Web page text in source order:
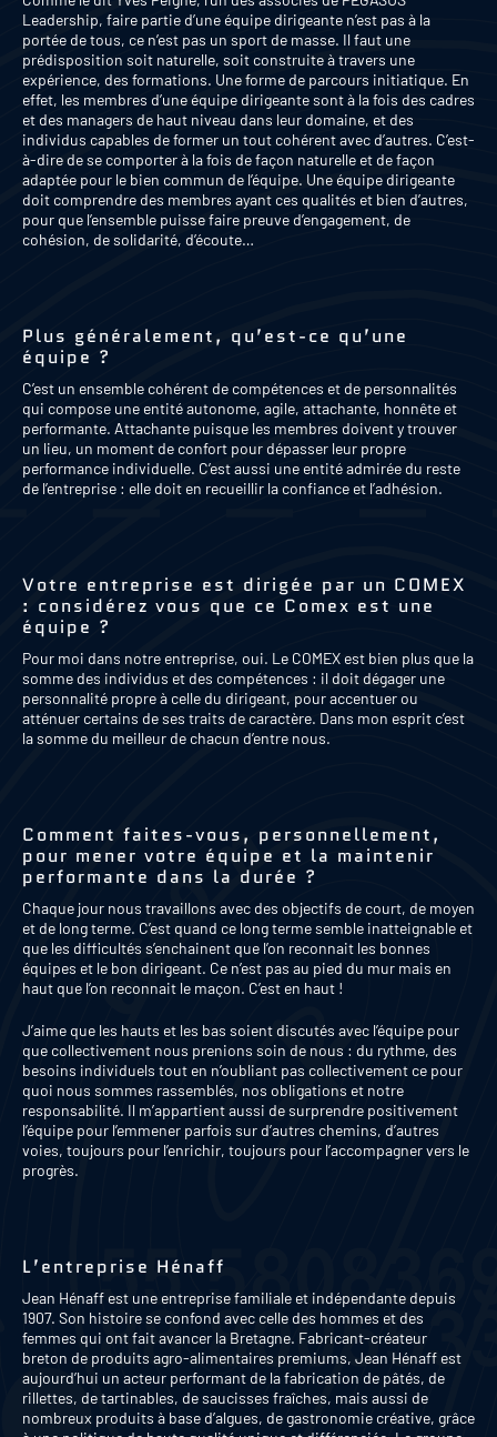
Leadership, faire partie d’une équipe dirigeante n’est pas à la
portée de tous, ce n’est pas un sport de masse. Il faut une
prédisposition soit naturelle, soit construite à travers une
expérience, des formations. Une forme de parcours initiatique. En
effet, les membres d’une équipe dirigeante sont à la fois des cadres
et des managers de haut niveau dans leur domaine, et des
individus capables de former un tout cohérent avec d’autres. C’est-
à-dire de se comporter à la fois de façon naturelle et de façon
adaptée pour le bien commun de l’équipe. Une équipe dirigeante
doit comprendre des membres ayant ces qualités et bien d’autres,
pour que l’ensemble puisse faire preuve d’engagement, de
cohésion, de solidarité, d’écoute…
Plus généralement, qu’est-ce qu’une
équipe ?
C’est un ensemble cohérent de compétences et de personnalités
qui compose une entité autonome, agile, attachante, honnête et
performante. Attachante puisque les membres doivent y trouver
un lieu, un moment de confort pour dépasser leur propre
performance individuelle. C’est aussi une entité admirée du reste
de l’entreprise : elle doit en recueillir la confiance et l’adhésion.
Votre entreprise est dirigée par un COMEX
: considérez vous que ce Comex est une
équipe ?
Pour moi dans notre entreprise, oui. Le COMEX est bien plus que la
somme des individus et des compétences : il doit dégager une
personnalité propre à celle du dirigeant, pour accentuer ou
atténuer certains de ses traits de caractère. Dans mon esprit c’est
la somme du meilleur de chacun d’entre nous.
Comment faites-vous, personnellement,
pour mener votre équipe et la maintenir
performante dans la durée ?
Chaque jour nous travaillons avec des objectifs de court, de moyen
et de long terme. C’est quand ce long terme semble inatteignable et
que les difficultés s’enchainent que l’on reconnait les bonnes
équipes et le bon dirigeant. Ce n’est pas au pied du mur mais en
haut que l’on reconnait le maçon. C’est en haut !
J’aime que les hauts et les bas soient discutés avec l’équipe pour
que collectivement nous prenions soin de nous : du rythme, des
besoins individuels tout en n’oubliant pas collectivement ce pour
quoi nous sommes rassemblés, nos obligations et notre
responsabilité. Il m’appartient aussi de surprendre positivement
l’équipe pour l’emmener parfois sur d’autres chemins, d’autres
voies, toujours pour l’enrichir, toujours pour l’accompagner vers le
progrès.
L’entreprise Hénaff
Jean Hénaff est une entreprise familiale et indépendante depuis
1907. Son histoire se confond avec celle des hommes et des
femmes qui ont fait avancer la Bretagne. Fabricant-créateur
breton de produits agro-alimentaires premiums, Jean Hénaff est
aujourd’hui un acteur performant de la fabrication de pâtés, de
rillettes, de tartinables, de saucisses fraîches, mais aussi de
nombreux produits à base d’algues, de gastronomie créative, grâce